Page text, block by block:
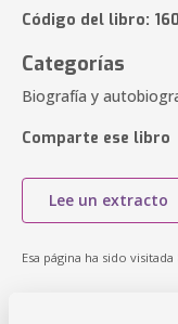
Código del libro:
Categorías
Biografía y
Comparte ese libro
Lee un extracto
Esa página ha sido visitada